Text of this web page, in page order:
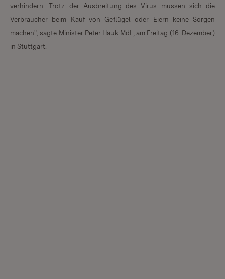
verhindern. Trotz der Ausbreitung des Virus müssen sich die
Verbraucher beim Kauf von Geflügel oder Eiern keine Sorgen
machen", sagte Minister Peter Hauk MdL, am Freitag (16. Dezember)
in Stuttgart.